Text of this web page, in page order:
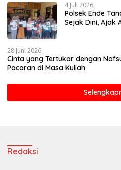
4 Juli 2026
Polsek Ende
Sejak Dini, Ajak
28 Juni 2026
Cinta yang Tertukar dengan
Pacaran di Masa Kuliah
Redaksi